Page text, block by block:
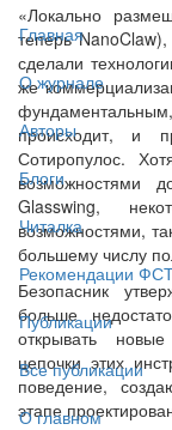
Главная
О журнале
Авторы
Блоги
Читалка
Рекомендации
Публикации
Все публикации
О главном
«Локально
теперь
сделали
же
происходит, и
Сотиропулос.
возможностями
Glasswing,
возможностями,
большему числу
Безопасник
больше
открывать
цепочки этих
поведение,
этапе